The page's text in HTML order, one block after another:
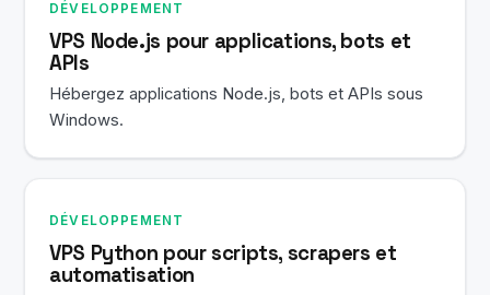
DÉVELOPPEMENT
VPS Node.js pour applications, bots et
APIs
Hébergez applications Node.js, bots et APIs sous
Windows.
DÉVELOPPEMENT
VPS Python pour scripts, scrapers et
automatisation